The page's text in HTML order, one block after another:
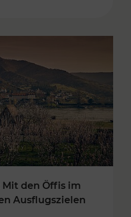
den Öffis im
Ausflugszielen